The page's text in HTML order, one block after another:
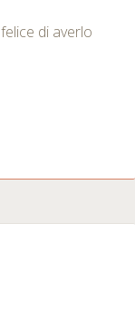
di averlo